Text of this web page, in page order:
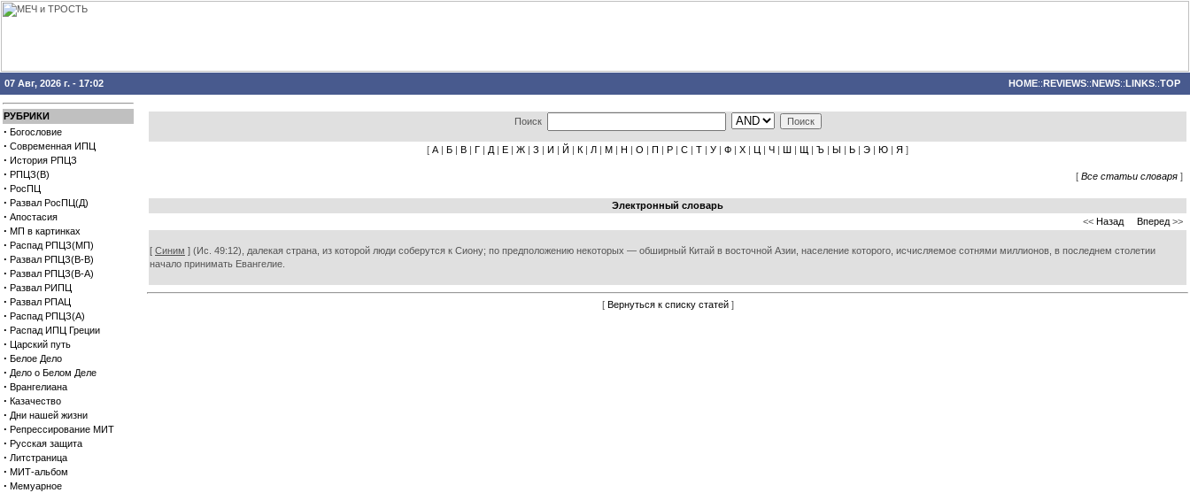
07 Авг, 2026 г. - 17:02 HOME::REVIEWS::NEWS::LINKS::TOP
РУБРИКИ
· Богословие
· Современная ИПЦ
· История РПЦЗ
· РПЦЗ(В)
· РосПЦ
· Развал РосПЦ(Д)
· Апостасия
· МП в картинках
· Распад РПЦЗ(МП)
· Развал РПЦЗ(В-В)
· Развал РПЦЗ(В-А)
· Развал РИПЦ
· Развал РПАЦ
· Распад РПЦЗ(А)
· Распад ИПЦ Греции
· Царский путь
· Белое Дело
· Дело о Белом Деле
· Врангелиана
· Казачество
· Дни нашей жизни
· Репрессирование МИТ
· Русская защита
· Литстраница
· МИТ-альбом
· Мемуарное
Поиск
[ А | Б | В | Г | Д | Е | Ж | З | И | Й | К | Л | М | Н | О | П | Р | С | Т | У | Ф | Х | Ц | Ч | Ш | Щ | Ъ | Ы | Ь | Э | Ю | Я ]
[ Все статьи словаря ]
Электронный словарь
<< Назад Вперед >>
[ Синим ] (Ис. 49:12), далекая страна, из которой люди соберутся к Сиону; по предположению некоторых — обширный Китай в восточной Азии, население которого, исчисляемое сотнями миллионов, в последнем столетии
начало принимать Евангелие.
[ Вернуться к списку статей]